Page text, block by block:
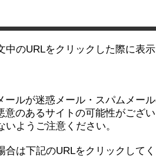
中のURLをクリックした際に表
ールが迷惑メール・スパムメー
意のあるサイトの可能性がござ
ようご注意ください。
合は下記のURLをクリックして